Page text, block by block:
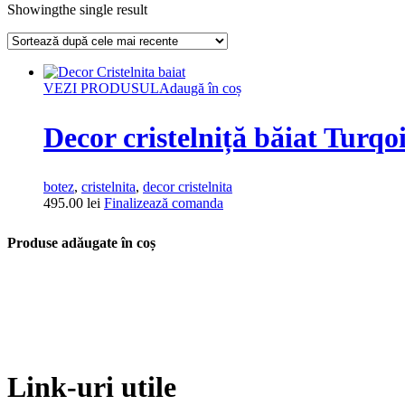
Showingthe single result
VEZI PRODUSULAdaugă în coș
Decor cristelniță băiat
botez, cristelnita, decor cristelnita
495.00 lei Finalizează comanda
Produse adăugate în coș
Link-uri utile